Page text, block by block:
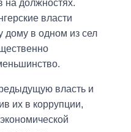
на должностях.
власти
дому в одном из сел
власть и
их в коррупции,